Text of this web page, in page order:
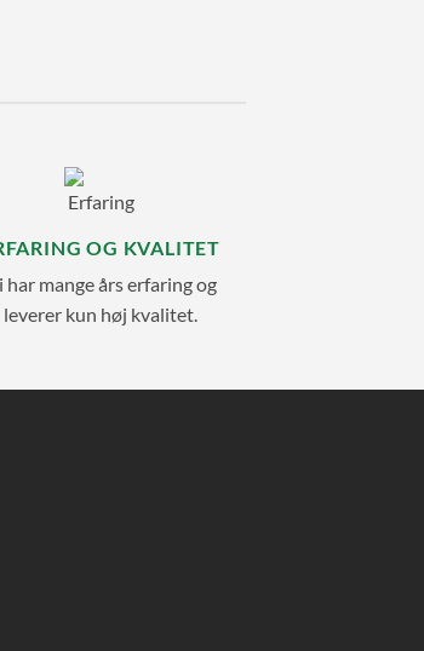
OG KVALITET
har mange års erfaring og
leverer kun høj kvalitet.